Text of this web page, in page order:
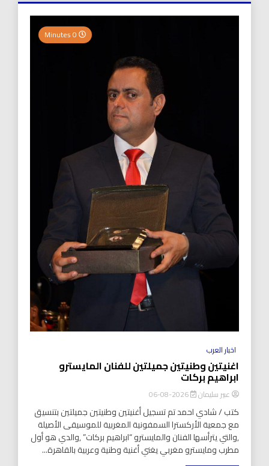
اخبار العرب
اغنيتين وطنيتين جميلتين للفنان المايسترو
ابراهيم بركات
عبير سليمان 2026-08-06
كتب / شادي احمد تم تسجيل أغنيتين وطنيتين جميلتين بتنسيق
مع جمعية الأركسترا السمفونية المغربية للموسيقى الأصيلة
,والتي يترأسها الفنان والمايسترو “ابراهيم بركات” ,والدي هو أول
مطرب ومايسترو مغربي يغني أغنية وطنية وعربية بالقاهرة...